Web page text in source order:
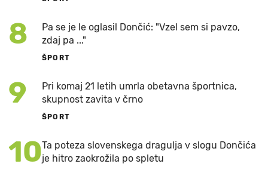
8
Pa se je le oglasil Dončić: "Vzel sem si pavzo,
zdaj pa ..."
ŠPORT
9
Pri komaj 21 letih umrla obetavna športnica,
skupnost zavita v črno
ŠPORT
10Ta poteza slovenskega dragulja v slogu Dončića
je hitro zaokrožila po spletu